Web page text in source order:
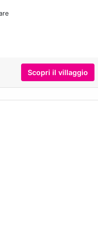
Scopri il villaggio